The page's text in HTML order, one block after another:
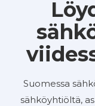
Suomessa
sähköyhtiöltä,